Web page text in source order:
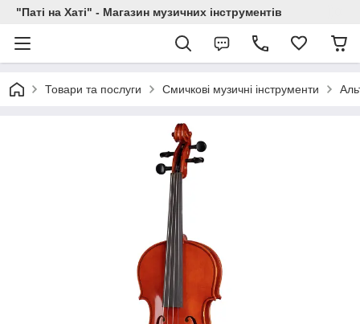
"Паті на Хаті" - Магазин музичних інструментів
Товари та послуги Смичкові музичні інструменти